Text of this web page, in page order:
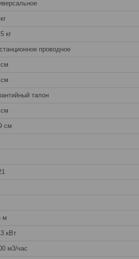
кг
проводное
талон
см
м
кВт
м3/час